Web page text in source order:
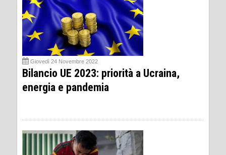
Giovedì 24 Novembre 2022
Bilancio UE 2023: priorità a Ucraina,
energia e pandemia